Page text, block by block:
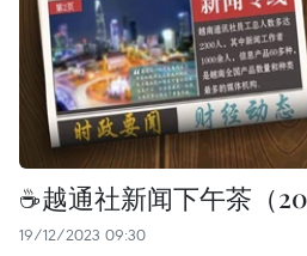
☕️越通社新闻下午茶（
19/12/2023 09:30